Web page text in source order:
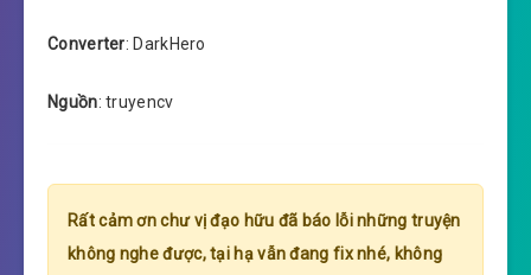
Converter: DarkHero
Nguồn: truyencv
Rất cảm ơn chư vị đạo hữu đã báo lỗi những truyện
không nghe được, tại hạ vẫn đang fix nhé, không